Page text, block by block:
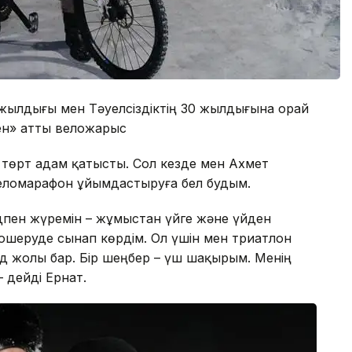
мен Тәуелсіздіктің 30 жылдығына орай
атты веложарыс
адам қатысты. Сол кезде мен Ахмет
ұйымдастыруға бел будым.
жүремін – жұмыстан үйге және үйден
сынап көрдім. Ол үшін мен триатлон
жолы бар. Бір шеңбер – үш шақырым. Менің
Ернат.